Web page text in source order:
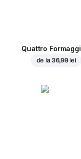
Quattro Formaggi
de la 36,99 lei